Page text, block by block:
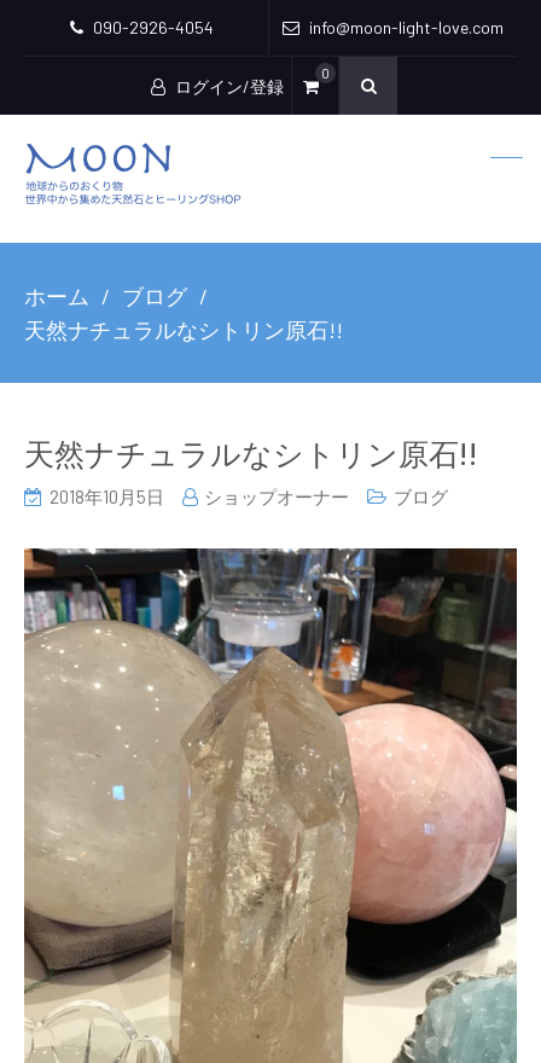
090-2926-4054 info@moon-light-love.com
ログイン/登録
0
ホーム
ブログ
天然ナチュラルなシトリン原石!!
天然ナチュラルなシトリン原石!!
2018年10月5日 ショップオーナー ブログ